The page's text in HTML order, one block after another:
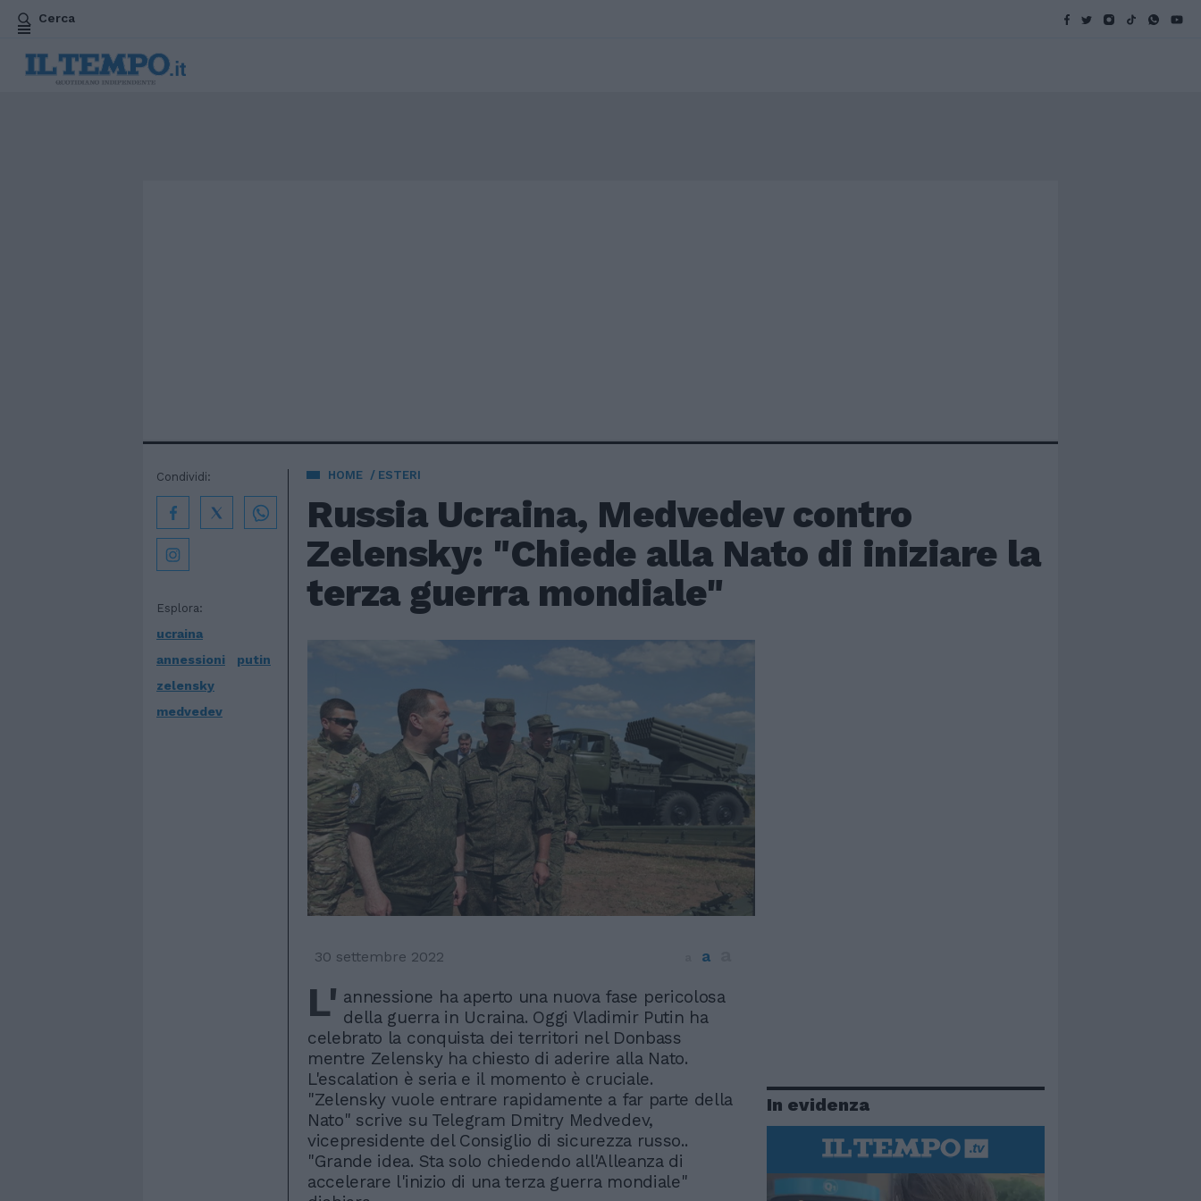
Cerca
HOME ESTERI
Russia Ucraina, Medvedev contro
Zelensky: "Chiede alla Nato di iniziare la
terza guerra mondiale"
Esplora:
ucraina
annessioni
putin
zelensky
medvedev
Condividi:
30 settembre 2022 a
L' annessione ha aperto una nuova fase pericolosa
della guerra in Ucraina. Oggi Vladimir Putin ha
celebrato la conquista dei territori nel Donbass
mentre Zelensky ha chiesto di aderire alla Nato.
L'escalation è seria e il momento è cruciale.
"Zelensky vuole entrare rapidamente a far parte della
Nato" scrive su Telegram Dmitry Medvedev,
vicepresidente del Consiglio di sicurezza russo..
"Grande idea. Sta solo chiedendo all'Alleanza di
accelerare l'inizio di una terza guerra mondiale"
In evidenza